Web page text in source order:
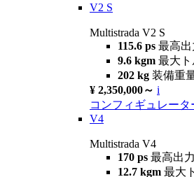
V2 S
Multistrada V2 S
115.6 ps 最高出
9.6 kgm 最大ト
202 kg 装備重
¥ 2,350,000～ i
コンフィギュレータ
V4
Multistrada V4
170 ps 最高出力
12.7 kgm 最大